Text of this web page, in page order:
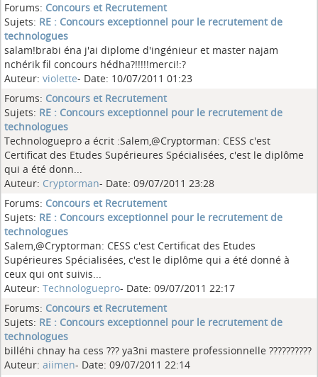
Forums: Concours et Recrutement
Sujets: RE : Concours exceptionnel pour le recrutement de
technologues
salam!brabi éna j'ai diplome d'ingénieur et master najam
nchérik fil concours hédha?!!!!!merci!:?
Auteur: violette- Date: 10/07/2011 01:23
Forums: Concours et Recrutement
Sujets: RE : Concours exceptionnel pour le recrutement de
technologues
Technologuepro a écrit :Salem,@Cryptorman: CESS c'est
Certificat des Etudes Supérieures Spécialisées, c'est le diplôme
qui a été donn...
Auteur: Cryptorman- Date: 09/07/2011 23:28
Forums: Concours et Recrutement
Sujets: RE : Concours exceptionnel pour le recrutement de
technologues
Salem,@Cryptorman: CESS c'est Certificat des Etudes
Supérieures Spécialisées, c'est le diplôme qui a été donné à
ceux qui ont suivis...
Auteur: Technologuepro- Date: 09/07/2011 22:17
Forums: Concours et Recrutement
Sujets: RE : Concours exceptionnel pour le recrutement de
technologues
billéhi chnay ha cess ??? ya3ni mastere professionnelle ??????????
Auteur: aiimen- Date: 09/07/2011 22:14